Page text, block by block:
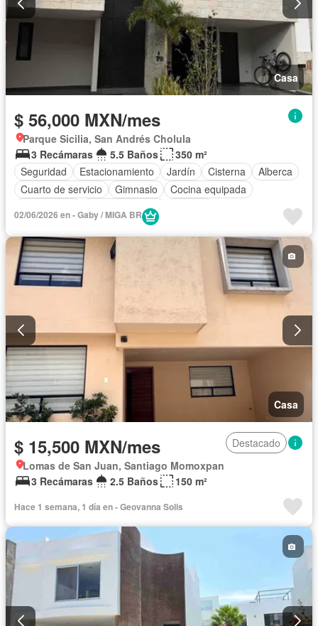
Casa
$ 56,000 MXN/mes
Parque Sicilia, San Andrés Cholula
3 Recámaras
5.5 Baños
350 m²
Seguridad
Estacionamiento Jardín Cisterna
Alberca
Cuarto de servicio
Gimnasio
Cocina equipada
Sala polivalente
Aire acondicionado
Electricidad
Cuarto de Limpieza
Zonas verdes
Recámara con closet
Caseta de vigilancia
Completamente amueblado
02/06/2026 en - Gaby / MIGA BR
Casa
$ 15,500 MXN/mes
Destacado
Lomas de San Juan, Santiago Momoxpan
3 Recámaras
2.5 Baños 150 m²
Hace 1 semana, 1 día en - Geovanna Solis